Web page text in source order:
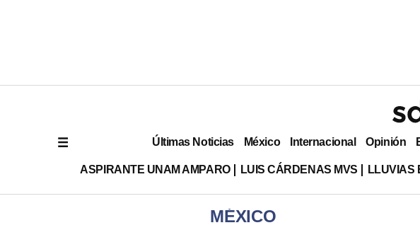
Últimas Noticias México Internacional Opinión
ASPIRANTE UNAM AMPARO LUIS CÁRDENAS MVS LLUVIAS
MÉXICO